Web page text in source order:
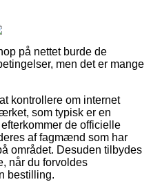
på nettet burde de
men det er mange
kontrollere om internet
som typisk er en
de officielle
af fagmænd som har
området. Desuden tilbydes
når du forvoldes
bestilling.